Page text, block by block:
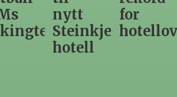
for
utslag
for